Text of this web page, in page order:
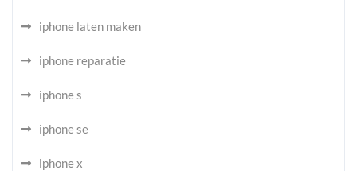
iphone laten maken
iphone reparatie
iphone s
iphone se
iphone x